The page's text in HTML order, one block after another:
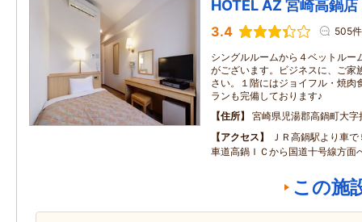
HOTEL AZ 宮崎高鍋店
3.4 505件
シングルルームから４ベットルー
がございます。ビジネスに、ご家
さい。１階にはジョイフル・焼肉
ランも完備しております♪
住所
宮崎県児湯郡高鍋町大
アクセス
ＪＲ高鍋駅より車
車道高鍋ＩＣから国道十号線方面
この施